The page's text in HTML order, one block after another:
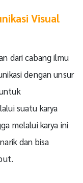
Visual
dari cabang ilmu
dengan unsur
suatu karya
melalui karya ini
dan bisa